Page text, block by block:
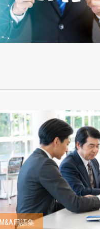
M&A用語集